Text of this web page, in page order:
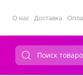
О нас Доставка